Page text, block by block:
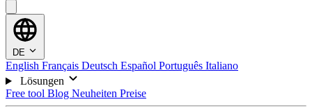
DE
English Français Deutsch Español Português Italiano
Lösungen
Free tool Blog Neuheiten Preise